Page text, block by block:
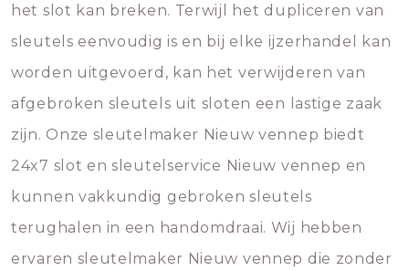
het slot kan breken. Terwijl het dupliceren van
sleutels eenvoudig is en bij elke ijzerhandel kan
worden uitgevoerd, kan het verwijderen van
afgebroken sleutels uit sloten een lastige zaak
zijn. Onze sleutelmaker Nieuw vennep biedt
24x7 slot en sleutelservice Nieuw vennep en
kunnen vakkundig gebroken sleutels
terughalen in een handomdraai. Wij hebben
ervaren sleutelmaker Nieuw vennep die zonder